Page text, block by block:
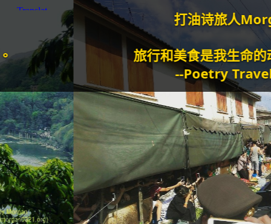
打油诗旅人Morgan
旅行和美食是我生命的动力
--Poetry Traveller